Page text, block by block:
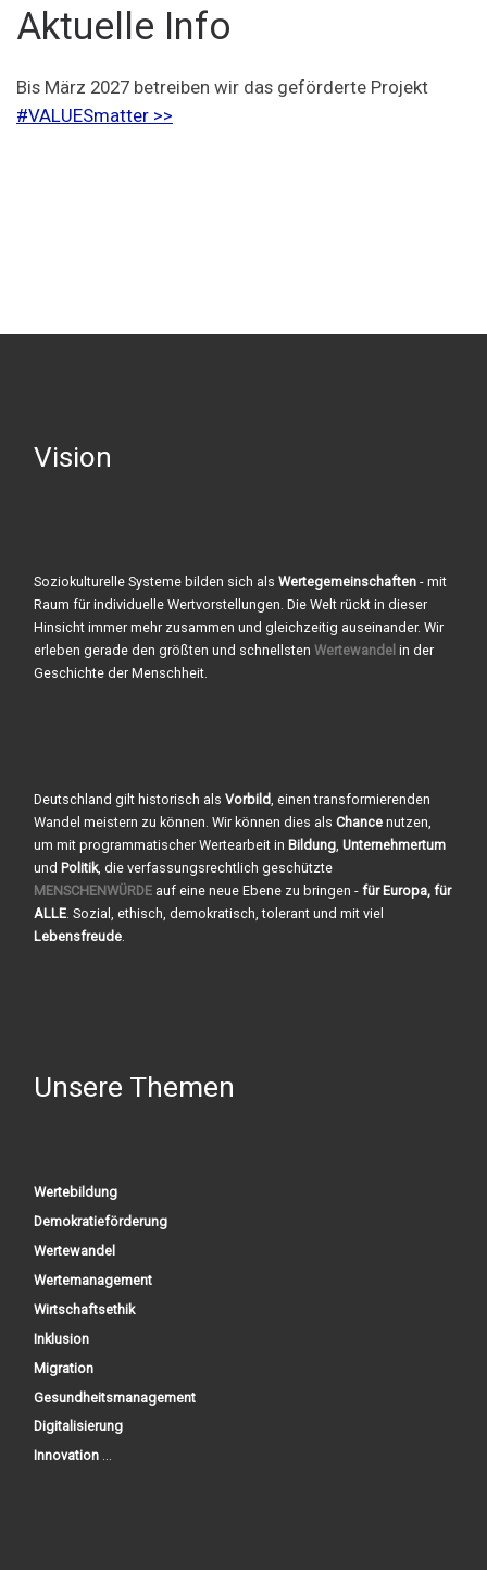
Aktuelle Info
Bis März 2027 betreiben wir das geförderte Projekt
#VALUESmatter >>
Vision
Soziokulturelle Systeme bilden sich als Wertegemeinschaften- mit
Raum für individuelle Wertvorstellungen. Die Welt rückt in dieser
Hinsicht immer mehr zusammen und gleichzeitig auseinander. Wir
erleben gerade den größten und schnellsten Wertewandel in der
Geschichte der Menschheit.
Deutschland gilt historisch als Vorbild, einen transformierenden
Wandel meistern zu können. Wir können dies als Chancenutzen,
um mit programmatischer Wertearbeit in Bildung, Unternehmertum
und Politik, die verfassungsrechtlich geschützte
MENSCHENWÜRDEauf eine neue Ebene zu bringen - für Europa, für
ALLE. Sozial, ethisch, demokratisch, tolerant und mit viel
Lebensfreude.
Unsere Themen
Wertebildung
Demokratieförderung
Wertewandel
Wertemanagement
Wirtschaftsethik
Inklusion
Migration
Gesundheitsmanagement
Digitalisierung
Innovation...